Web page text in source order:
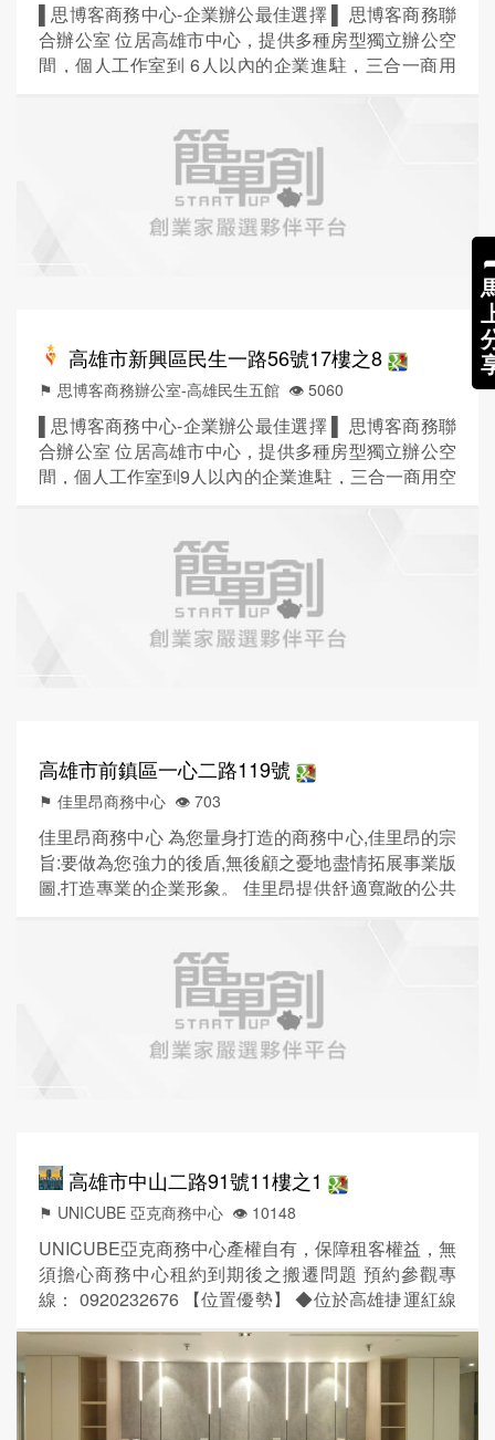
▌思博客商務中心-企業辦公最佳選擇 ▌ 思博客商務聯
合辦公室 位居高雄市中心，提供多種房型獨立辦公空
間，個人工作室到 6人以內的企業進駐，三合一商用
網路、冷氣(9:00-18:00)、咖啡茶水、小點心及管理費
一價全包 ! ■時尚輕工業風格的裝潢設計，徹底擺脫老
式辦公室的束縛，室內空間寬敞舒適！ ■尊...
高雄市新興區民生一路56號17樓之8
⚑ 思博客商務辦公室-高雄民生五館 👁️‍ 5060
▌思博客商務中心-企業辦公最佳選擇 ▌ 思博客商務聯
合辦公室 位居高雄市中心，提供多種房型獨立辦公空
間，個人工作室到9人以內的企業進駐，三合一商用空
路、冷氣(9:00-18:00)、咖啡茶水、小點心及管理費一
價全包 ! ■時尚輕工業風格裝潢設計，擺脫老式辦公室
的束縛，室內空間寬敞舒適！ ■尊皇大氣的...
高雄市前鎮區一心二路119號
⚑ 佳里昂商務中心 👁️‍ 703
佳里昂商務中心 為您量身打造的商務中心,佳里昂的宗
旨:要做為您強力的後盾,無後顧之憂地盡情拓展事業版
圖,打造專業的企業形象。 佳里昂提供舒適寬敞的公共
高雄市中山二路91號11樓之1
⚑ UNICUBE 亞克商務中心 👁️‍ 10148
UNICUBE亞克商務中心產權自有，保障租客權益，無
須擔心商務中心租約到期後之搬遷問題 預約參觀專
線： 0920232676 【位置優勢】 ◆位於高雄捷運紅線
◆近三多站及獅甲站，離捷運站走路3至5分鐘。 ◆附
近有U-Bike租借站(新光路)、公車站(中山二路站)。 ◆
位於三多商圈及亞洲新灣區，機能絕佳，洽公、用
餐、通勤超方便。 【空間規劃】 ◆獨立辦...